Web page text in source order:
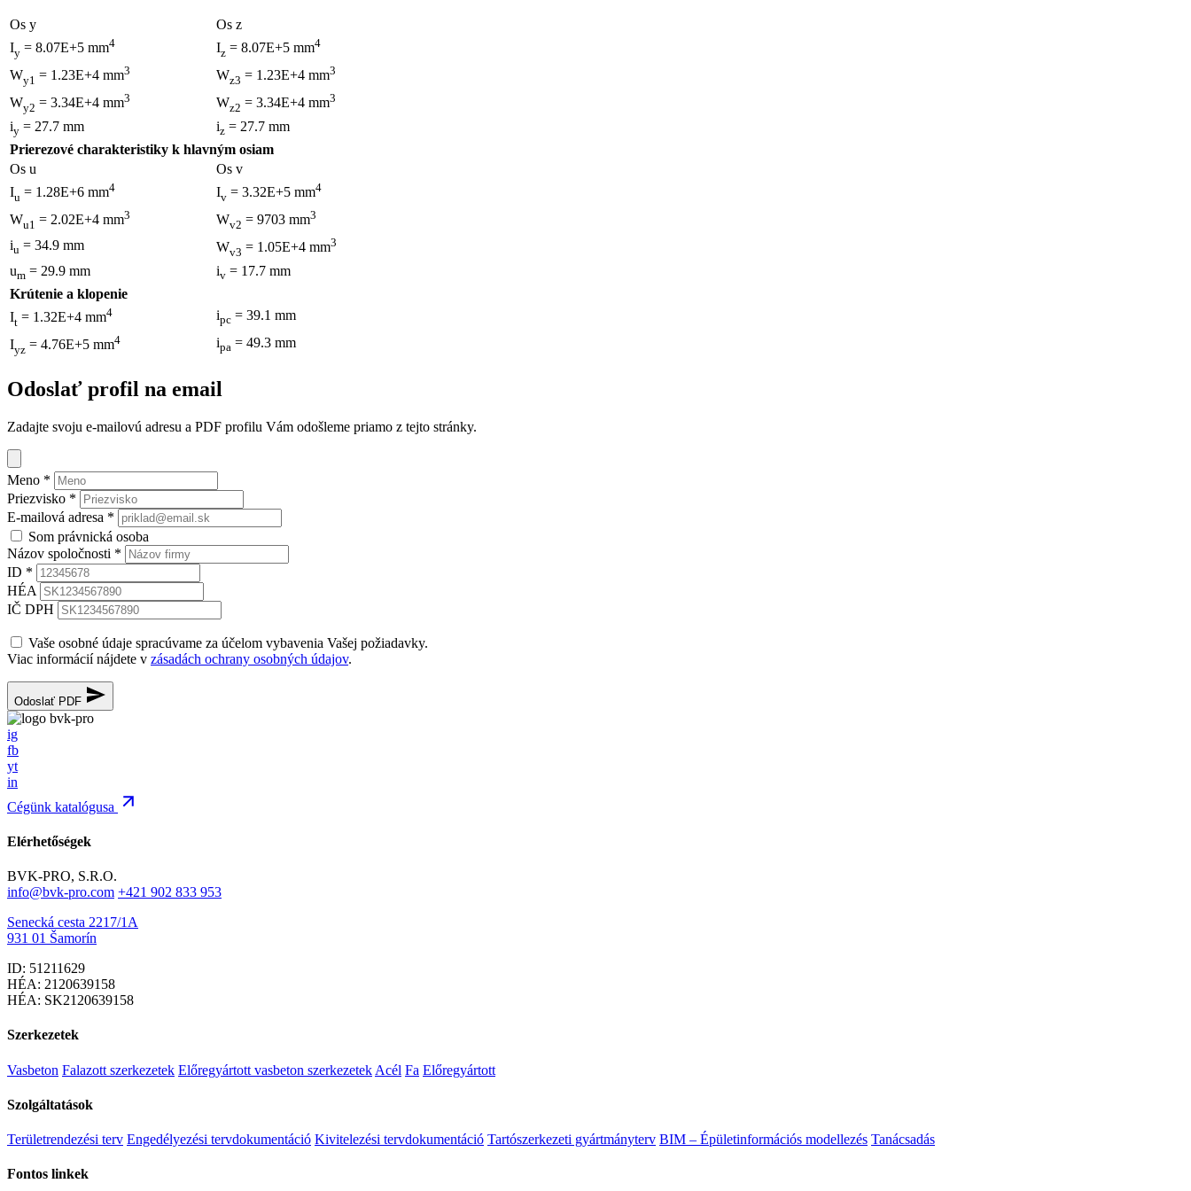
Os y
Os z
Iy = 8.07E+5 mm4 Iz = 8.07E+5 mm4
Wy1 = 1.23E+4 mm3 Wz3 = 1.23E+4 mm3
Wy2 = 3.34E+4 mm3 Wz2 = 3.34E+4 mm3
iy = 27.7 mm iz = 27.7 mm
Prierezové charakteristiky k hlavným osiam
Os u
Os v
Iu = 1.28E+6 mm4 Iv = 3.32E+5 mm4
Wu1 = 2.02E+4 mm3 Wv2 = 9703 mm3
iu = 34.9 mm Wv3 = 1.05E+4 mm3
um = 29.9 mm iv = 17.7 mm
Krútenie a klopenie
It = 1.32E+4 mm4 ipc = 39.1 mm
Iyz = 4.76E+5 mm4 ipa = 49.3 mm
Odoslať profil na email
Zadajte svoju e-mailovú adresu a PDF profilu Vám odošleme priamo z tejto stránky.
Meno *
Priezvisko *
E-mailová adresa *
Som právnická osoba
Názov spoločnosti *
ID *
HÉA
IČ DPH
Vaše osobné údaje spracúvame za účelom vybavenia Vašej požiadavky.
Viac informácií nájdete v zásadách ochrany osobných údajov.
Odoslať PDF
ig
fb
yt
in
Cégünk katalógusa
Elérhetőségek
BVK-PRO, S.R.O.
info@bvk-pro.com +421 902 833 953
Senecká cesta 2217/1A
931 01 Šamorín
ID: 51211629
HÉA: 2120639158
HÉA: SK2120639158
Szerkezetek
Vasbeton Falazott szerkezetek Előregyártott vasbeton szerkezetek Acél Fa Előregyártott
Szolgáltatások
Területrendezési terv Engedélyezési tervdokumentáció Kivitelezési tervdokumentáció Tartószerkezeti gyártmányterv BIM – Épületinformációs modellezés Tanácsadás
Fontos linkek